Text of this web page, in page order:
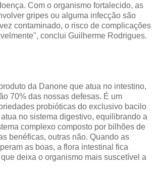
Com o organismo fortalecido, as
gripes ou alguma infecção são
contaminado, o risco de complicações
conclui Guilherme Rodrigues.
da Danone que atua no intestino,
70% das nossas defesas. É um
probióticas do exclusivo bacilo
no sistema digestivo, equilibrando a
complexo composto por bilhões de
benéficas, outras não. Quando as
as boas, a flora intestinal fica
deixa o organismo mais suscetível a